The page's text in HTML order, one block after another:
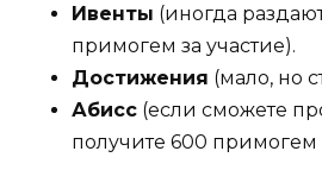
Ивенты (иногда
примогем за участие).
Достижения (мало, но
Абисс (если сможете
получите 600 примогем